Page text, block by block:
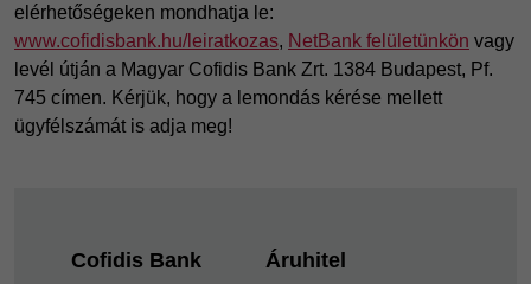
elérhetőségeken mondhatja le:
www.cofidisbank.hu/leiratkozas, NetBank felületünkön vagy
levél útján a Magyar Cofidis Bank Zrt. 1384 Budapest, Pf.
745 címen. Kérjük, hogy a lemondás kérése mellett
ügyfélszámát is adja meg!
Footer
Cofidis Bank
Áruhitel